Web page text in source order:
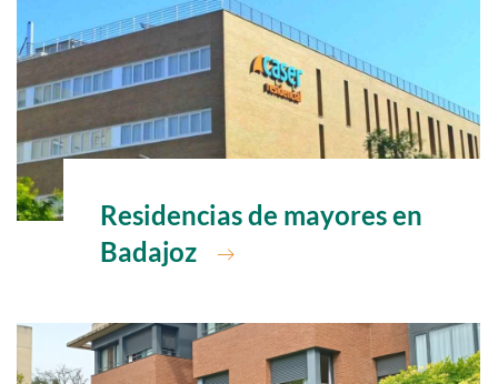
Ir a
Residencias de mayores en
Badajoz